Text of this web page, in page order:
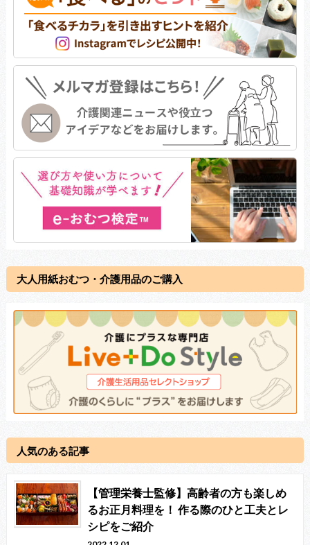
大人用紙おむつ・介護用品のご購入
人気のある記事
【管理栄養士監修】高齢者の方も楽しめ
るお正月料理を！ 作る際のひと工夫とレ
シピをご紹介